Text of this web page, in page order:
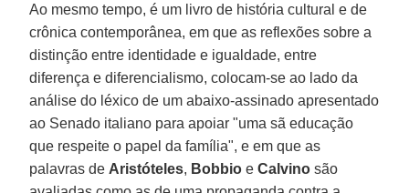
Ao mesmo tempo, é um livro de história cultural e de
crônica contemporânea, em que as reflexões sobre a
distinção entre identidade e igualdade, entre
diferença e diferencialismo, colocam-se ao lado da
análise do léxico de um abaixo-assinado apresentado
ao Senado italiano para apoiar "uma sã educação
que respeite o papel da família", e em que as
palavras de Aristóteles, Bobbio eCalvino são